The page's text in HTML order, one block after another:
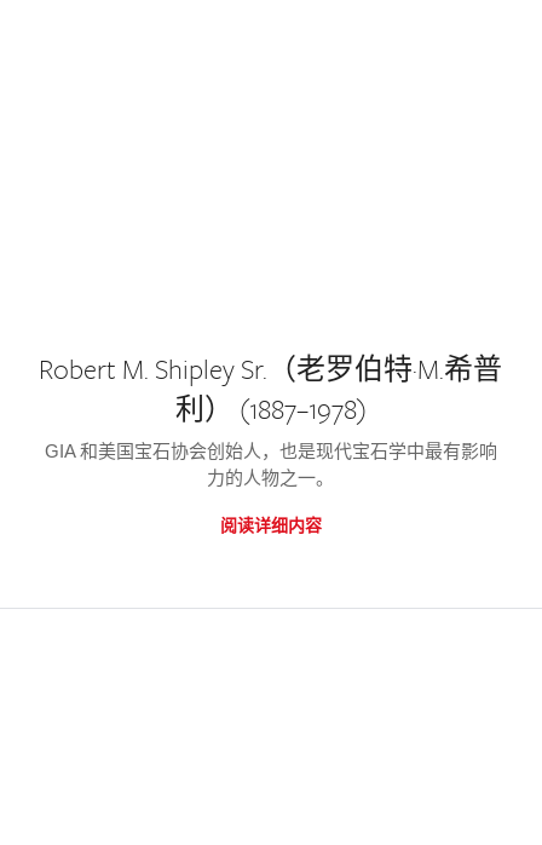
Robert M. Shipley Sr.（老罗伯特·M.希普
利） (1887–1978)
GIA 和美国宝石协会创始人，也是现代宝石学中最有影响
力的人物之一。
阅读详细内容